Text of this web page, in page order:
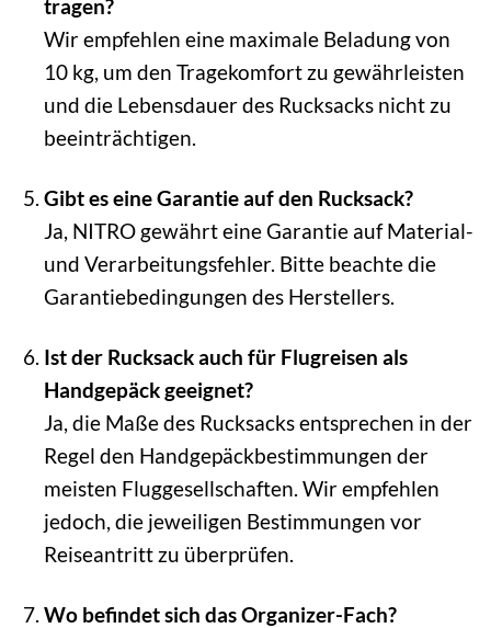
tragen?
Wir empfehlen eine maximale Beladung von
10 kg, um den Tragekomfort zu gewährleisten
und die Lebensdauer des Rucksacks nicht zu
beeinträchtigen.
Gibt es eine Garantie auf den Rucksack?
Ja, NITRO gewährt eine Garantie auf Material-
und Verarbeitungsfehler. Bitte beachte die
Garantiebedingungen des Herstellers.
Ist der Rucksack auch für Flugreisen als
Handgepäck geeignet?
Ja, die Maße des Rucksacks entsprechen in der
Regel den Handgepäckbestimmungen der
meisten Fluggesellschaften. Wir empfehlen
jedoch, die jeweiligen Bestimmungen vor
Reiseantritt zu überprüfen.
Wo befindet sich das Organizer-Fach?